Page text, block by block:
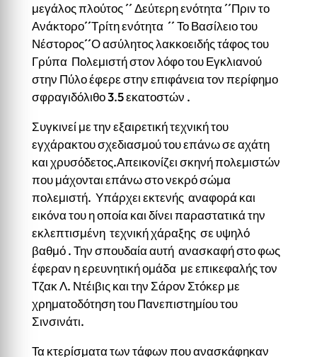
μεγάλος πλούτος ´´ Δεύτερη ενότητα ´´Πριν το
Ανάκτορο´´Τρίτη ενότητα ´´ Το Βασίλειο του
Νέστορος´´Ο ασύλητος λακκοειδής τάφος του
Γρύπα Πολεμιστή στον λόφο του Εγκλιανού
στην Πύλο έφερε στην επιφάνεια τον περίφημο
σφραγιδόλιθο 3.5 εκατοστών .
Συγκινεί με την εξαιρετική τεχνική του
εγχάρακτου σχεδιασμού του επάνω σε αχάτη
και χρυσόδετος.Απεικονίζει σκηνή πολεμιστών
που μάχονται επάνω στο νεκρό σώμα
πολεμιστή. Υπάρχει εκτενής αναφορά και
εικόνα του η οποία και δίνει παραστατικά την
εκλεπτισμένη τεχνική χάραξης σε υψηλό
βαθμό . Την σπουδαία αυτή ανασκαφή στο φως
έφεραν η ερευνητική ομάδα με επικεφαλής τον
Τζακ Λ. Ντέιβις και την Σάρον Στόκερ με
χρηματοδότηση του Πανεπιστημίου του
Σινσινάτι.
Τα κτερίσματα των τάφων που ανασκάφηκαν